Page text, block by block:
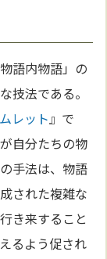
語内物語」の
技法である。
レット』で
自分たちの物
手法は、物語
された複雑な
き来すること
るよう促され